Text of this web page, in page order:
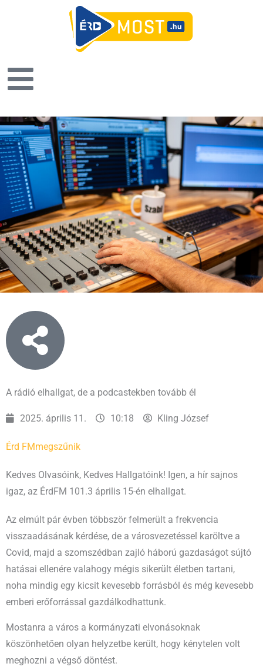
A rádió elhallgat, de a podcastekben tovább él
2025. április 11. 10:18 Kling József
Érd FMmegszűnik
Kedves Olvasóink, Kedves Hallgatóink! Igen, a hír sajnos
igaz, az ÉrdFM 101.3 április 15-én elhallgat.
Az elmúlt pár évben többször felmerült a frekvencia
visszaadásának kérdése, de a városvezetéssel karöltve a
Covid, majd a szomszédban zajló háború gazdaságot sújtó
hatásai ellenére valahogy mégis sikerült életben tartani,
noha mindig egy kicsit kevesebb forrásból és még kevesebb
emberi erőforrással gazdálkodhattunk.
Mostanra a város a kormányzati elvonásoknak
köszönhetően olyan helyzetbe került, hogy kénytelen volt
meghozni a végső döntést.